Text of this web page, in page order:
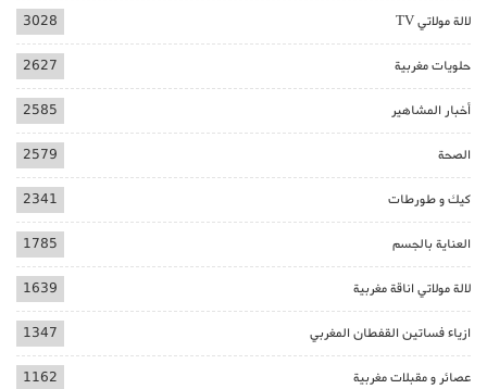
لالة مولاتي TV 3028
حلويات مغربية 2627
أخبار المشاهير 2585
الصحة 2579
كيك و طورطات 2341
العناية بالجسم 1785
لالة مولاتي اناقة مغربية 1639
ازياء فساتين القفطان المغربي 1347
عصائر و مقبلات مغربية 1162